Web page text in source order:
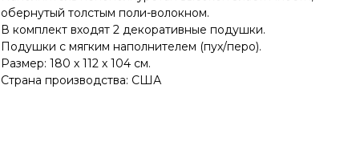
обернутый толстым поли-волокном.
В комплект входят 2 декоративные подушки.
Подушки с мягким наполнителем (пух/перо).
Размер: 180 х 112 х 104 см.
Страна производства: США